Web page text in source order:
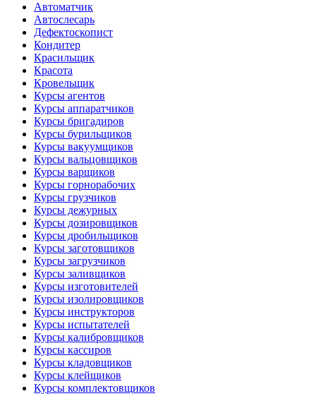
Автоматчик
Автослесарь
Дефектоскопист
Кондитер
Красильщик
Красота
Кровельщик
Курсы агентов
Курсы аппаратчиков
Курсы бригадиров
Курсы бурильщиков
Курсы вакуумщиков
Курсы вальцовщиков
Курсы варщиков
Курсы горнорабочих
Курсы грузчиков
Курсы дежурных
Курсы дозировщиков
Курсы дробильщиков
Курсы заготовщиков
Курсы загрузчиков
Курсы заливщиков
Курсы изготовителей
Курсы изолировщиков
Курсы инструкторов
Курсы испытателей
Курсы калибровщиков
Курсы кассиров
Курсы кладовщиков
Курсы клейщиков
Курсы комплектовщиков